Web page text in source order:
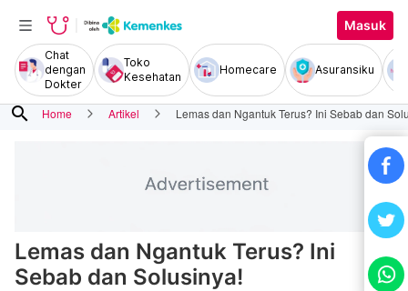
Masuk
Chat
dengan
Dokter
Toko
Kesehatan
Homecare Asuransiku
search Home Artikel Lemas dan Ngantuk Terus? Ini Sebab dan
Lemas dan Ngantuk Terus? Ini
Sebab dan Solusinya!